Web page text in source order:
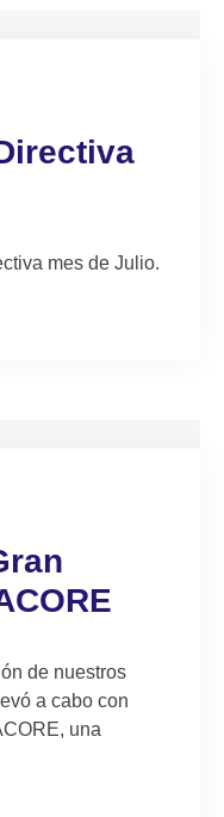
mes de Julio.
de nuestros
a cabo con
una